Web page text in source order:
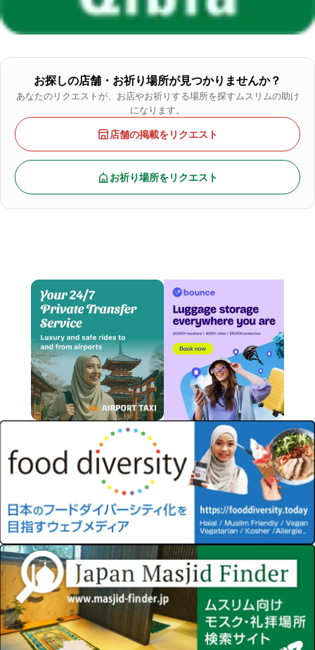
お探しの店舗・お祈り場所が見つかりませんか？
あなたのリクエストが、お店やお祈りする場所を探すムスリムの助け
になります。
店舗の掲載をリクエスト
お祈り場所をリクエスト